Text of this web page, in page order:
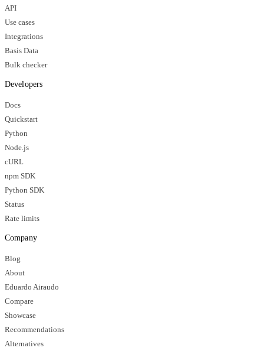
API
Use cases
Integrations
Basis Data
Bulk checker
Developers
Docs
Quickstart
Python
Node.js
cURL
npm SDK
Python SDK
Status
Rate limits
Company
Blog
About
Eduardo Airaudo
Compare
Showcase
Recommendations
Alternatives